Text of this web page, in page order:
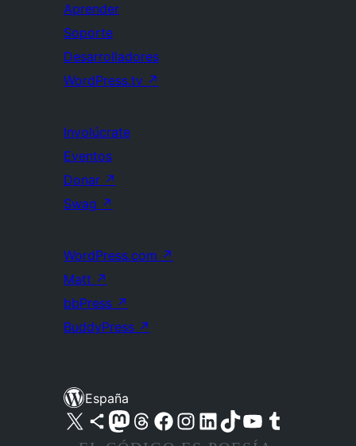
Aprender
Soporte
Desarrolladores
WordPress.tv ↗
Involúcrate
Eventos
Donar ↗
Swag ↗
WordPress.com ↗
Matt ↗
bbPress ↗
BuddyPress ↗
España
Visita nuestra cuenta de X (anteriormente Twitter)
Visita nuestra cuenta de Bluesky
Visita nuestra cuenta de Mastodon
Visita nuestra cuenta de Threads
Visita nuestra página de Facebook
Visita nuestra cuenta de Instagram
Visita nuestra cuenta de LinkedIn
Visita nuestra cuenta de TikTok
Visita nuestro canal de YouTube
Visita nuestra cuenta de Tumblr